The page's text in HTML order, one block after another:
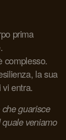
prima
complesso.
la sua
entra.
guarisce
veniamo